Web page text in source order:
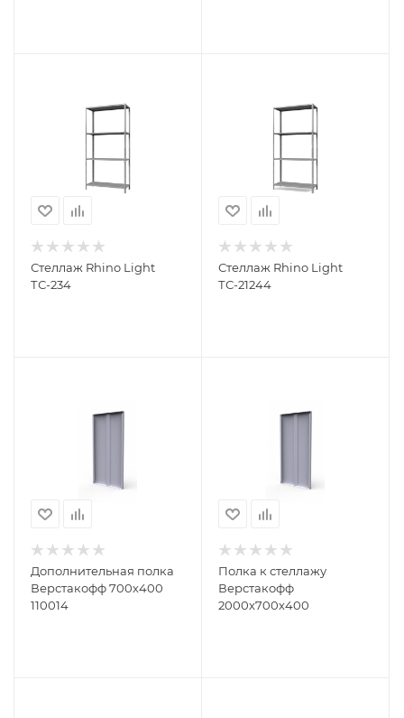
Стеллаж Rhino Light
ТС-234
Стеллаж Rhino Light
ТС-21244
Дополнительная полка
Верстакофф 700х400
110014
Полка к стеллажу
Верстакофф
2000х700х400